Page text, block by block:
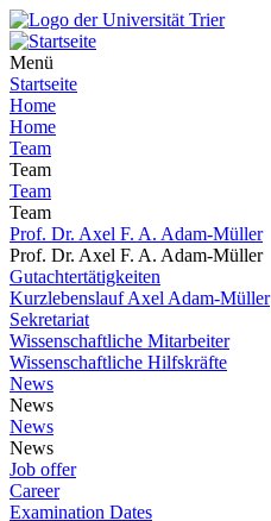
Menü
Startseite
Home
Home
Team
Team
Team
Team
Prof. Dr. Axel F. A. Adam-Müller
Prof. Dr. Axel F. A. Adam-Müller
Gutachtertätigkeiten
Kurzlebenslauf Axel Adam-Müller
Sekretariat
Wissenschaftliche Mitarbeiter
Wissenschaftliche Hilfskräfte
News
News
News
News
Job offer
Career
Examination Dates